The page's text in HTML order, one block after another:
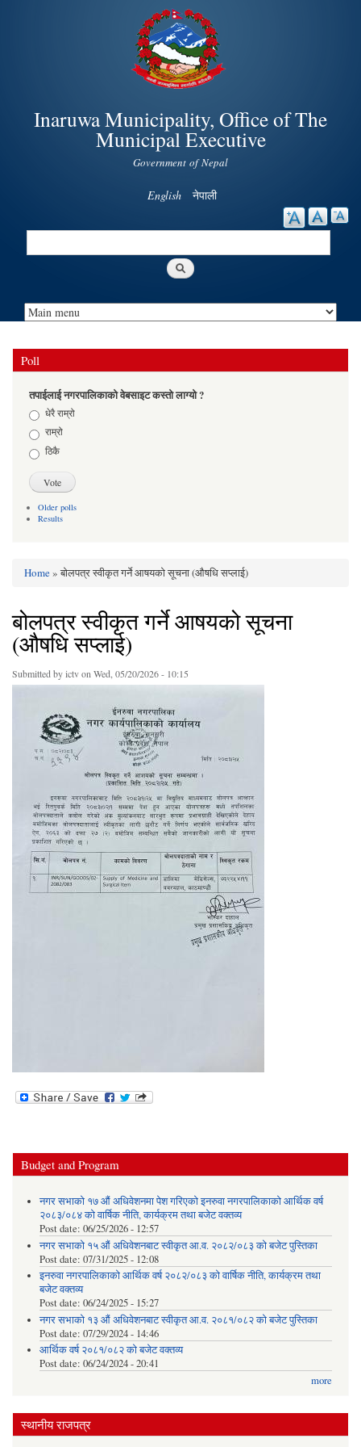
Skip to
main
content
Inaruwa Municipality, Office of The
Municipal Executive
Government of Nepal
English नेपाली
Search
Poll
तपाईलाई नगरपालिकाको वेबसाइट कस्तो लाग्यो ?
Choicesधेरै राम्रो
राम्रो
ठिकै
Older polls
Results
You are here
Home» बोलपत्र स्वीकृत गर्ने आषयको सूचना (औषधि सप्लाई)
बोलपत्र स्वीकृत गर्ने आषयको सूचना
(औषधि सप्लाई)
Submitted byictvon Wed, 05/20/2026 - 10:15
Budget and Program
नगर सभाको १७ औं अधिवेशनमा पेश गरिएको इनरुवा नगरपालिकाको आर्थिक वर्ष
२०८३/०८४ को वार्षिक नीति, कार्यक्रम तथा बजेट वक्तव्य
Post date: 06/25/2026 - 12:57
नगर सभाको १५ औं अधिवेशनबाट स्वीकृत आ.व. २०८२/०८३ को बजेट पुस्तिका
Post date: 07/31/2025 - 12:08
इनरुवा नगरपालिकाको आर्थिक वर्ष २०८२/०८३ को वार्षिक नीति, कार्यक्रम तथा
बजेट वक्तव्य
Post date: 06/24/2025 - 15:27
नगर सभाको १३ औं अधिवेशनबाट स्वीकृत आ.व. २०८१/०८२ को बजेट पुस्तिका
Post date: 07/29/2024 - 14:46
आर्थिक वर्ष २०८१/०८२ को बजेट वक्तव्य
Post date: 06/24/2024 - 20:41
more
स्थानीय राजपत्र